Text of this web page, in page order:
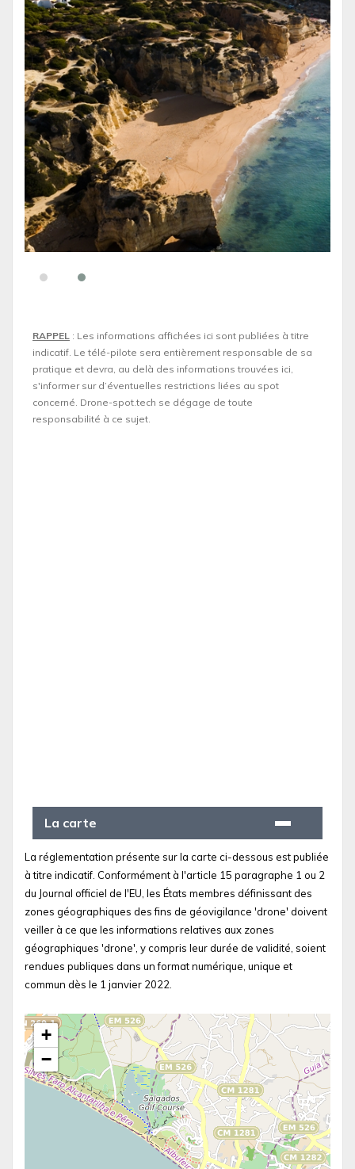
RAPPEL : Les informations affichées ici sont publiées à titre
indicatif. Le télé-pilote sera entièrement responsable de sa
pratique et devra, au delà des informations trouvées ici,
s'informer sur d’éventuelles restrictions liées au spot
concerné. Drone-spot.tech se dégage de toute
responsabilité à ce sujet.
La carte
La réglementation présente sur la carte ci-dessous est publiée
à titre indicatif. Conformément à l'article 15 paragraphe 1 ou 2
du Journal officiel de l'EU, les États membres définissant des
zones géographiques des fins de géovigilance 'drone' doivent
veiller à ce que les informations relatives aux zones
géographiques 'drone', y compris leur durée de validité, soient
rendues publiques dans un format numérique, unique et
commun dès le 1 janvier 2022.